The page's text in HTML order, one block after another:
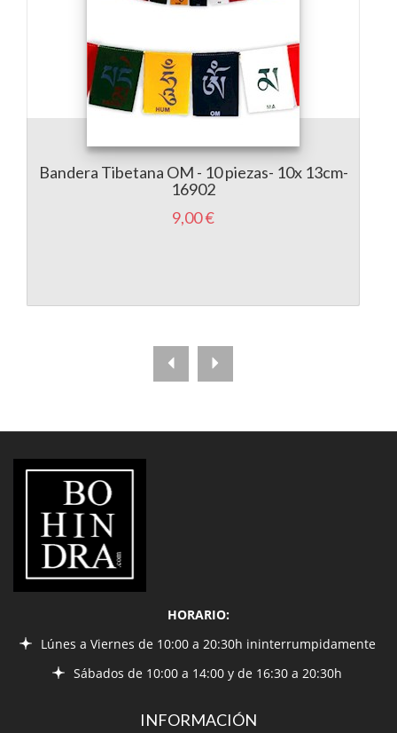
Bandera Tibetana OM - 10 piezas- 10x 13cm-
16902
9,00 €
LIBRERÍA
BOHINDRA
HORARIO:
Lúnes a Viernes de 10:00 a 20:30h ininterrumpidamente
Sábados de 10:00 a 14:00 y de 16:30 a 20:30h
INFORMACIÓN